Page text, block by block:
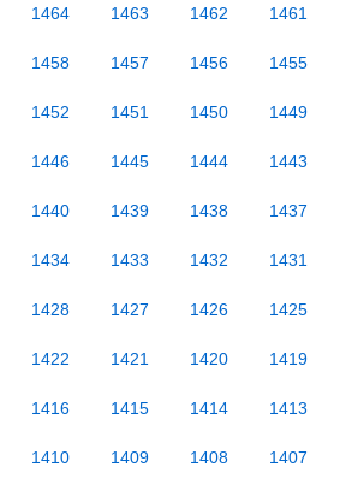
1464 1463 1462 1461
1458 1457 1456 1455
1452 1451 1450 1449
1446 1445 1444 1443
1440 1439 1438 1437
1434 1433 1432 1431
1428 1427 1426 1425
1422 1421 1420 1419
1416 1415 1414 1413
1410 1409 1408 1407